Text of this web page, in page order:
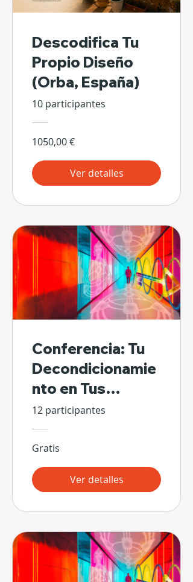
Descodifica Tu
Propio Diseño
(Orba, España)
10 participantes
1050,00 €
Ver detalles
Conferencia: Tu
Decondicionamie
nto en Tus
Propias Manos
12 participantes
Gratis
Ver detalles